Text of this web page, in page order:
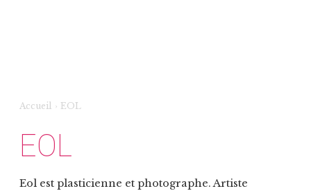
Accueil › EOL
EOL
Eol est plasticienne et photographe. Artiste